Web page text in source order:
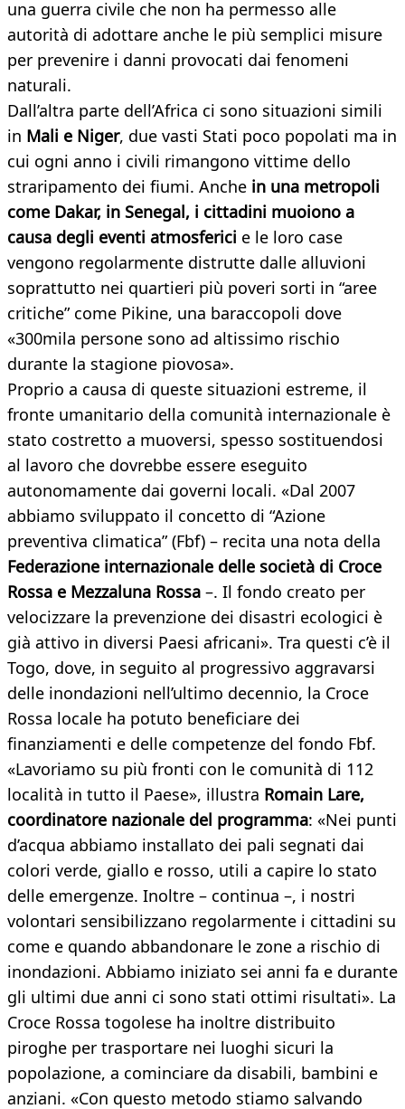
una guerra civile che non ha permesso alle
autorità di adottare anche le più semplici misure
per prevenire i danni provocati dai fenomeni
naturali.
Dall’altra parte dell’Africa ci sono situazioni simili
in Mali e Niger, due vasti Stati poco popolati ma in
cui ogni anno i civili rimangono vittime dello
straripamento dei fiumi. Anche in una metropoli
come Dakar, in Senegal, i cittadini muoiono a
causa degli eventi atmosferici e le loro case
vengono regolarmente distrutte dalle alluvioni
soprattutto nei quartieri più poveri sorti in “aree
critiche” come Pikine, una baraccopoli dove
«300mila persone sono ad altissimo rischio
durante la stagione piovosa».
Proprio a causa di queste situazioni estreme, il
fronte umanitario della comunità internazionale è
stato costretto a muoversi, spesso sostituendosi
al lavoro che dovrebbe essere eseguito
autonomamente dai governi locali. «Dal 2007
abbiamo sviluppato il concetto di “Azione
preventiva climatica” (Fbf) – recita una nota della
Federazione internazionale delle società di Croce
Rossa e Mezzaluna Rossa –. Il fondo creato per
velocizzare la prevenzione dei disastri ecologici è
già attivo in diversi Paesi africani». Tra questi c’è il
Togo, dove, in seguito al progressivo aggravarsi
delle inondazioni nell’ultimo decennio, la Croce
Rossa locale ha potuto beneficiare dei
finanziamenti e delle competenze del fondo Fbf.
«Lavoriamo su più fronti con le comunità di 112
località in tutto il Paese», illustra Romain Lare,
coordinatore nazionale del programma: «Nei punti
d’acqua abbiamo installato dei pali segnati dai
colori verde, giallo e rosso, utili a capire lo stato
delle emergenze. Inoltre – continua –, i nostri
volontari sensibilizzano regolarmente i cittadini su
come e quando abbandonare le zone a rischio di
inondazioni. Abbiamo iniziato sei anni fa e durante
gli ultimi due anni ci sono stati ottimi risultati». La
Croce Rossa togolese ha inoltre distribuito
piroghe per trasportare nei luoghi sicuri la
popolazione, a cominciare da disabili, bambini e
anziani. «Con questo metodo stiamo salvando